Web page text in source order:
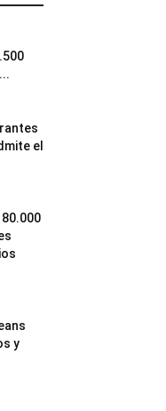
el
y